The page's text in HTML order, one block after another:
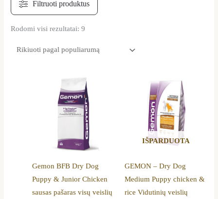
Rodomi visi rezultatai: 9
Gemon BFB Dry Dog
Puppy & Junior Chicken
sausas pašaras visų veislių
IŠPARDUOTA
GEMON – Dry Dog
Medium Puppy chicken &
rice Vidutinių veislių